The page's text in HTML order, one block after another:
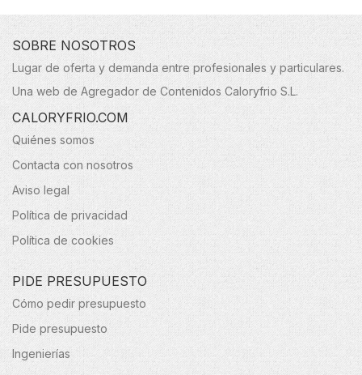
SOBRE NOSOTROS
Lugar de oferta y demanda entre profesionales y particulares.
Una web de Agregador de Contenidos Caloryfrio S.L.
CALORYFRIO.COM
Quiénes somos
Contacta con nosotros
Aviso legal
Política de privacidad
Política de cookies
PIDE PRESUPUESTO
Cómo pedir presupuesto
Pide presupuesto
Ingenierías